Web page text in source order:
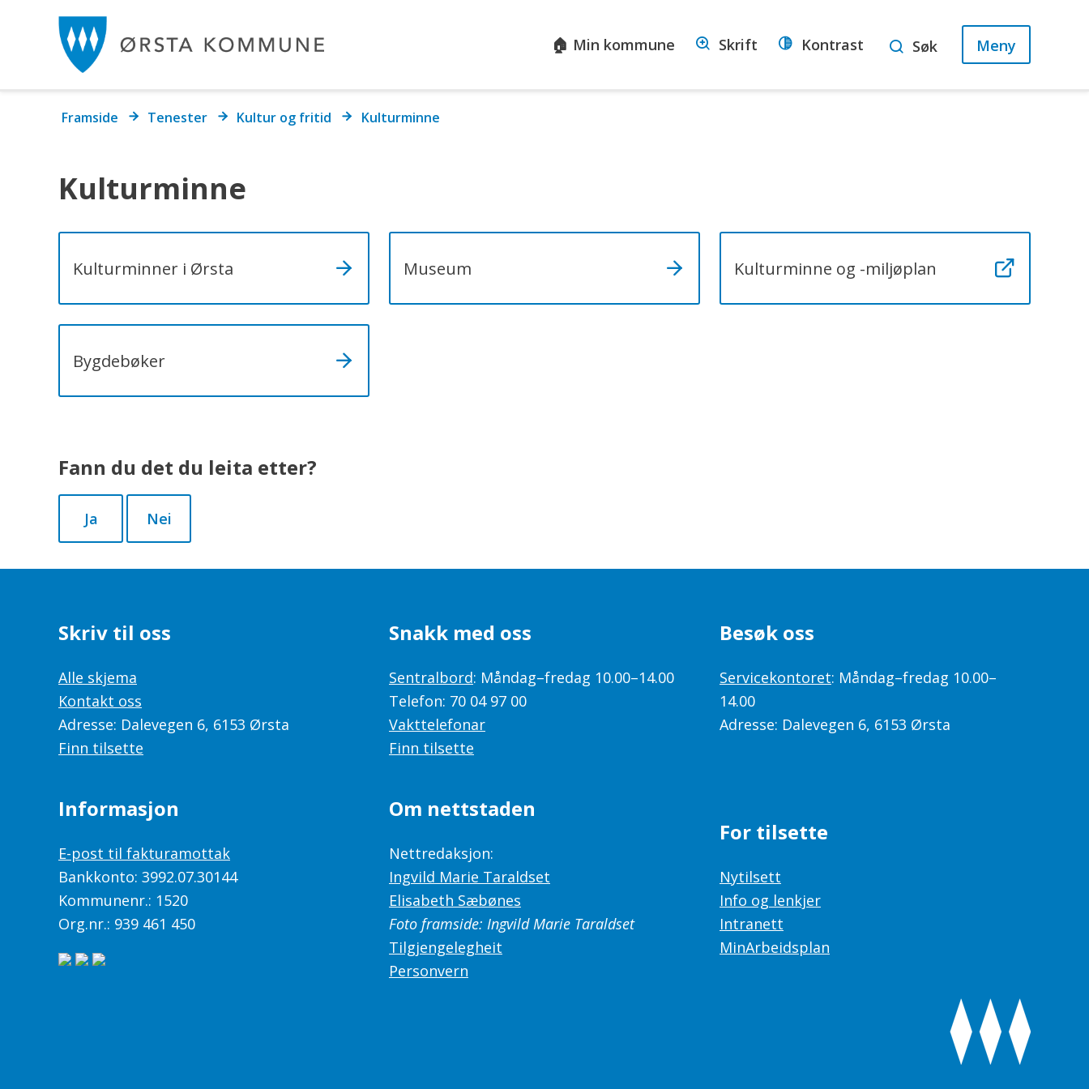
Ørsta
🏠 Min kommune Skrift Kontrast Søk Meny
Du
Framside Tenester Kultur og fritid Kulturminne
Kulturminne
Kulturminner i Ørsta Museum Kulturminne og -miljøplan
Bygdebøker
Fann du det du leita etter?
Ja Nei
Skriv til oss
Alle skjema
Kontakt oss
Adresse: Dalevegen 6, 6153 Ørsta
Finn tilsette
Informasjon
E-post til fakturamottak
Bankkonto: 3992.07.30144
Kommunenr.: 1520
Org.nr.: 939 461 450
Snakk med oss
Sentralbord: Måndag–fredag 10.00–14.00
Telefon: 70 04 97 00
Vakttelefonar
Finn tilsette
Om nettstaden
Nettredaksjon:
Ingvild Marie Taraldset
Elisabeth Sæbønes
Foto framside: Ingvild Marie Taraldset
Tilgjengelegheit
Personvern
Besøk oss
Servicekontoret: Måndag–fredag 10.00–
14.00
Adresse: Dalevegen 6, 6153 Ørsta
For tilsette
Nytilsett
Info og lenkjer
Intranett
MinArbeidsplan